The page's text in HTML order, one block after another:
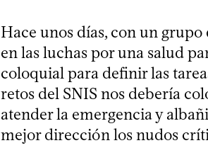
Hace unos días, con un
en las luchas por una salud
coloquial para definir las
retos del SNIS nos debería
atender la emergencia y
mejor dirección los nudos